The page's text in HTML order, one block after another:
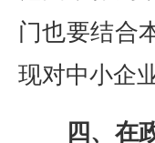
门也要结合
现对中小企
四、在